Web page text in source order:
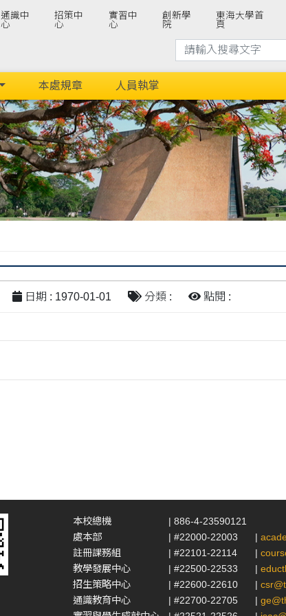
通識中
心
招策中
心
實習中
心
創新學
院
東海大學首
頁
本處規章 人員執掌
日期 : 1970-01-01 分類 : 點閱 :
本校總機
| 886-4-23590121
處本部
| #22000-22003 |
註冊課務組
| #22101-22114 |
教學發展中心
| #22500-22533 |
招生策略中心
| #22600-22610 |
通識教育中心
| #22700-22705 |